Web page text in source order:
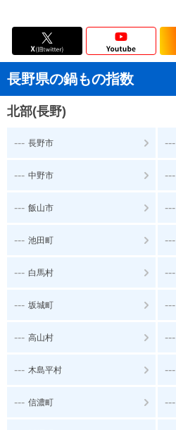
長野県の鍋もの指数
北部(長野)
--- 長野市 ---
--- 中野市 ---
--- 飯山市 ---
--- 池田町 ---
--- 白馬村 ---
--- 坂城町 ---
--- 高山村 ---
--- 木島平村 ---
--- 信濃町 ---